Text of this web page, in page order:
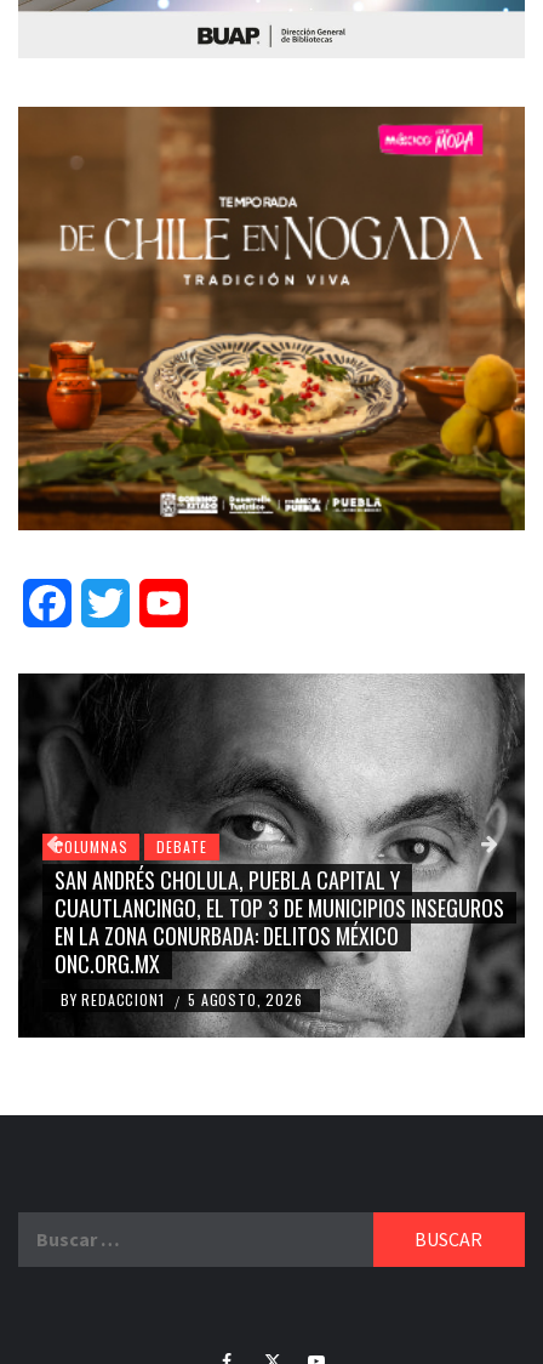
FacebookTwitter
COLUMNAS DEBATE
GRACE PALOMARES, NAY SALVATORI, SERGIO MAYER,
CARMEN SALINAS “LA CORCHOLATA”, CUAUHTÉMOC
BLANCO, SILVIA PINAL: LA TRIVIALIZACIÓN Y
RIDICULIZACIÓN DE LA REPRESENTACIÓN CIUDADANA
BY REDACCION1 / 4 AGOSTO, 2026
FacebookTwitterYoutube